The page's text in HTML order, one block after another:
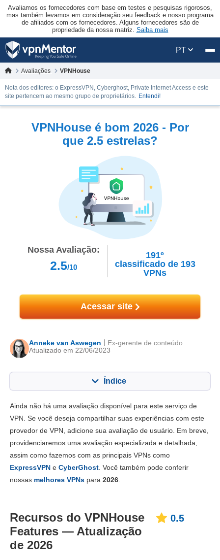
Avaliamos os fornecedores com base em testes e pesquisas rigorosos,
mas também levamos em consideração seu feedback e nosso programa
de afiliados com os fornecedores. Alguns fornecedores são de
propriedade da nossa matriz. Saiba mais
PT
Avaliações VPNHouse
Nota dos editores: o ExpressVPN, Cyberghost, Private Internet Access e este
site pertencem ao mesmo grupo de proprietários. Entendi!
VPNHouse é bom 2026 - Por
que 2.5 estrelas?
Nossa Avaliação:
2.5/10
191º
classificado de 193
VPNs
Acessar site
Anneke van Aswegen
Atualizado em 22/06/2023
Ex-gerente de conteúdo
Índice
Principais recursos 0.5
Instalação e apps 3.0
4.5
Confiabilidade e Suporte 2.0
Ainda não há uma avaliação disponível para este serviço de
VPN. Se você deseja compartilhar suas experiências com este
provedor de VPN, adicione sua avaliação de usuário. Em breve,
providenciaremos uma avaliação especializada e detalhada,
assim como fazemos com as principais VPNs como
ExpressVPN e CyberGhost . Você também pode conferir
nossas melhores VPNs para 2026
Recursos do VPNHouse
Features — Atualização
de 2026
0.5